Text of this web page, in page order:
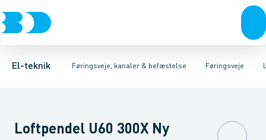
El-teknik Føringsveje, kanaler & befæstelse
Afbrydere, stikkontakter & lampeudtagForgreningsmateriel
Føringsveje
Føringsveje Installationskanaler for gulvInstallationskanaler
Gitterbakke Endestykke til kabelbakkeMontageplade til
Loftpendel U60 300X Ny